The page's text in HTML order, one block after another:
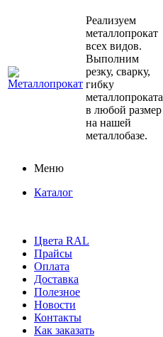
Реализуем
металлопрокат
всех видов.
Выполним
резку, сварку,
гибку
металлопроката
в любой размер
на нашей
металлобазе.
Меню
Каталог
Цвета RAL
Прайсы
Оплата
Доставка
Полезное
Новости
Контакты
Как заказать